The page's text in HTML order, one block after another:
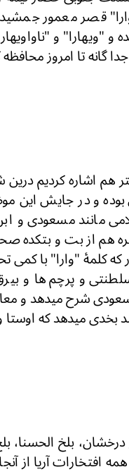
قصر معمور
"ویهارا" و
گانه تا امروز
هم اشاره کردیم
بوده و در جایش این
مانند مسعودی و
هم از بت و بتکده
کلمۀ "وارا" با کمی
و پرچم ها و
شرح میدهد و
بخدی میدهد که
درخشان، بلخ
افتخارات آریا از